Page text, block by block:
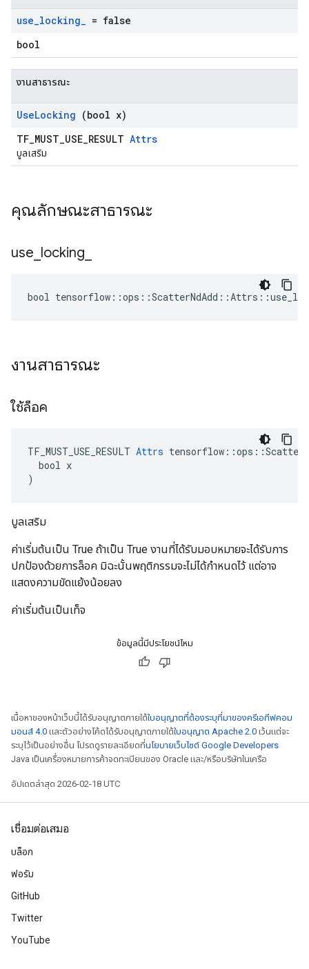
use_locking_ = false
bool
งานสาธารณะ
UseLocking (bool x)
TF_MUST_USE_RESULT Attrs
บูลเสริม
คุณลักษณะสาธารณะ
use locking
bool
งานสาธารณะ
ใช้ล็อค
TF_MUST_USE_RESULT Attrs
  bool x
)
บูลเสริม
ค่าเริ่มต้นเป็น True ถ้าเป็น True งานที่ได้รับมอบหมายจะได้รับการ
ปกป้องด้วยการล็อค มิฉะนั้นพฤติกรรมจะไม่ได้กำหนดไว้ แต่อาจ
แสดงความขัดแย้งน้อยลง
ค่าเริ่มต้นเป็นเท็จ
ข้อมูลนี้มีประโยชน์ไหม
เนื้อหาของหน้าเว็บนี้ได้รับอนุญาตภายใต้ใบอนุญาตที่ต้องระบุที่มาของครีเอทีฟคอม
มอนส์ 4.0 และตัวอย่างโค้ดได้รับอนุญาตภายใต้ใบอนุญาต Apache 2.0 เว้นแต่จะ
ระบุไว้เป็นอย่างอื่น โปรดดูรายละเอียดที่นโยบายเว็บไซต์ Google Developers
Java เป็นเครื่องหมายการค้าจดทะเบียนของ Oracle และ/หรือบริษัทในเครือ
อัปเดตล่าสุด 2026-02-18 UTC
เชื่อมต่อเสมอ
บล็อก
ฟอรัม
GitHub
Twitter
YouTube